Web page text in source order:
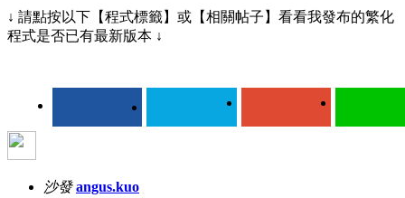
↓ 請點按以下【程式標籤】或【相關帖子】看看我發布的繁化
程式是否已有最新版本 ↓
沙發 angus.kuo